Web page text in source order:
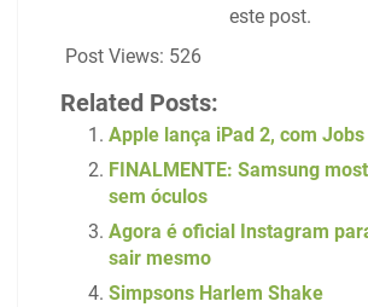
este post.
Post Views: 526
Related Posts:
Apple lança iPad 2, com
FINALMENTE: Samsung
sem óculos
Agora é oficial Instagram
sair mesmo
Simpsons Harlem Shake